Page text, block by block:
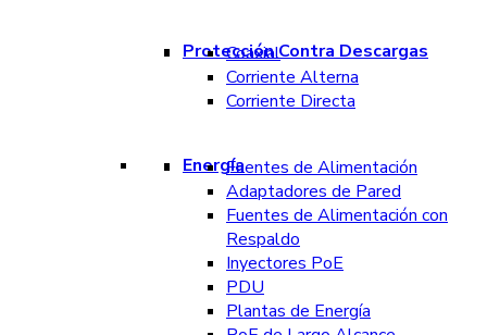
Protección Contra Descargas
Coaxial
Corriente Alterna
Corriente Directa
EnergíaFuentes de Alimentación
Adaptadores de Pared
Fuentes de Alimentación con
Respaldo
Inyectores PoE
PDU
Plantas de Energía